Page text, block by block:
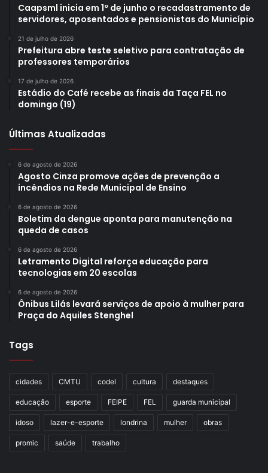
Caapsml inicia em 1º de junho o recadastramento de
servidores, aposentados e pensionistas do Município
21 de julho de 2026
Prefeitura abre teste seletivo para contratação de
professores temporários
17 de julho de 2026
Estádio do Café recebe as finais da Taça FEL no
domingo (19)
Últimas Atualizadas
6 de agosto de 2026
Agosto Cinza promove ações de prevenção a
incêndios na Rede Municipal de Ensino
6 de agosto de 2026
Boletim da dengue aponta para manutenção na
queda de casos
6 de agosto de 2026
Letramento Digital reforça educação para
tecnologias em 20 escolas
6 de agosto de 2026
Ônibus Lilás levará serviços de apoio à mulher para
Praça do Aquiles Stenghel
Tags
cidades CMTU codel cultura destaques
educação esporte FEIPE FEL guarda municipal
idoso lazer-e-esporte londrina mulher obras
promic saúde trabalho